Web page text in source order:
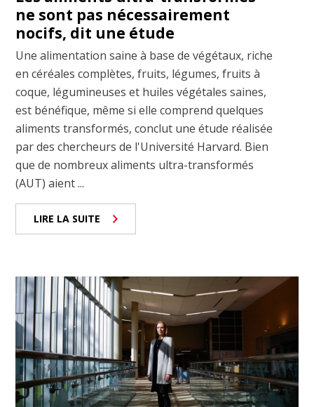
ne sont pas nécessairement
nocifs, dit une étude
Une alimentation saine à base de végétaux, riche
en céréales complètes, fruits, légumes, fruits à
coque, légumineuses et huiles végétales saines,
est bénéfique, même si elle comprend quelques
aliments transformés, conclut une étude réalisée
par des chercheurs de l'Université Harvard. Bien
que de nombreux aliments ultra-transformés
(AUT) aient ...
LIRE LA SUITE